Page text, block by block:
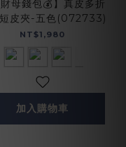
財母錢包💰】真皮多折
皮夾-五色(072733)
NT$1,980
加入購物車